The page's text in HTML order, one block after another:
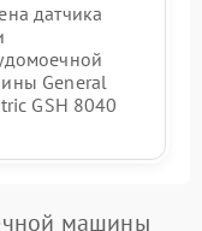
датчика
General
GSH 8040
машины